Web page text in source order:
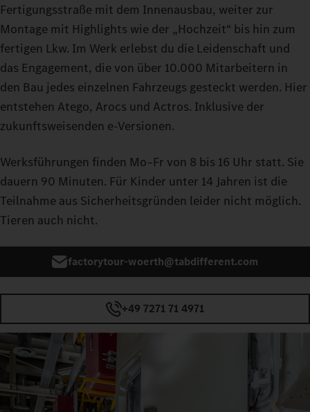
Fertigungsstraße mit dem Innenausbau, weiter zur
Montage mit Highlights wie der „Hochzeit“ bis hin zum
fertigen Lkw. Im Werk erlebst du die Leidenschaft und
das Engagement, die von über 10.000 Mitarbeitern in
den Bau jedes einzelnen Fahrzeugs gesteckt werden. Hier
entstehen Atego, Arocs und Actros. Inklusive der
zukunftsweisenden e‑Versionen.
Werksführungen finden Mo–Fr von 8 bis 16 Uhr statt. Sie
dauern 90 Minuten. Für Kinder unter 14 Jahren ist die
Teilnahme aus Sicherheitsgründen leider nicht möglich.
Tieren auch nicht.
factorytour-woerth@tabdifferent.com
+49 7271 71 4971